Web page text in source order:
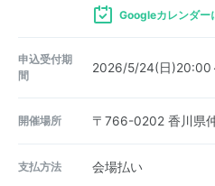
Googleカレンダー
申込受付期
間
2026/5/24(日
開催場所 〒766-0202 香川県
支払方法 会場払い